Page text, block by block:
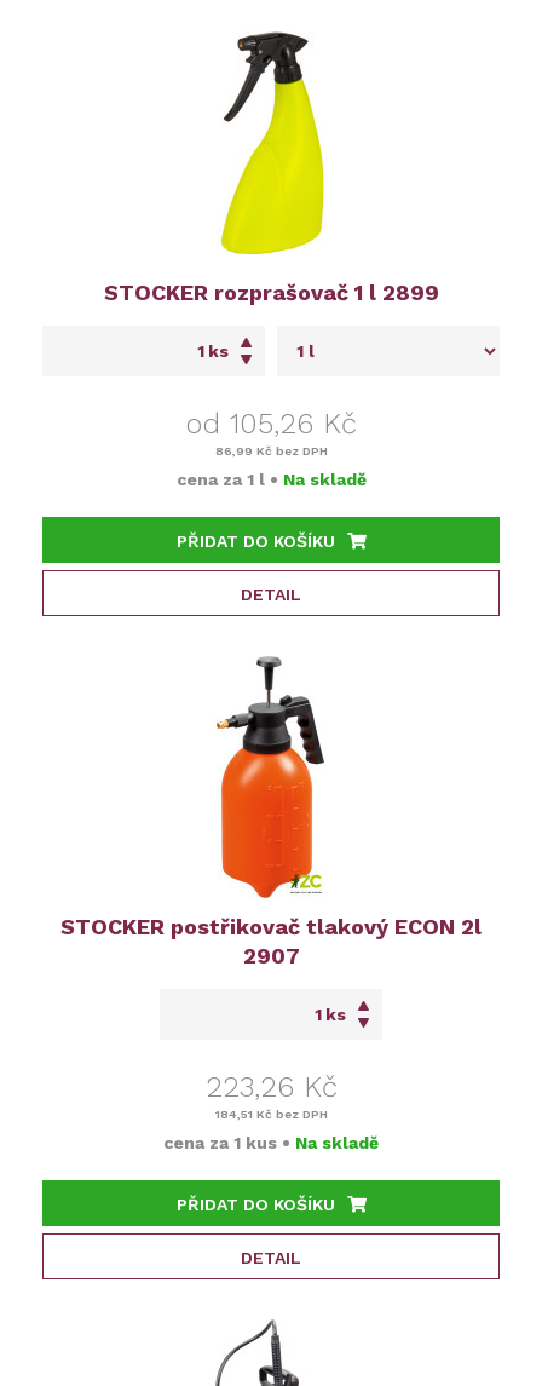
STOCKER rozprašovač 1 l 2899
ks
od 105,26 Kč
86,99 Kč bez DPH
cena za 1 l • Na skladě
PŘIDAT DO KOŠÍKU
DETAIL
STOCKER postřikovač tlakový ECON 2l
2907
ks
223,26 Kč
184,51 Kč bez DPH
cena za 1 kus • Na skladě
PŘIDAT DO KOŠÍKU
DETAIL